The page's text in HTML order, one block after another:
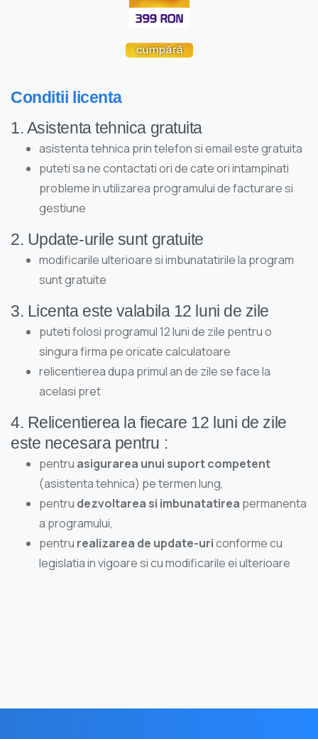
Conditii licenta
1. Asistenta tehnica gratuita
asistenta tehnica prin telefon si email este gratuita
puteti sa ne contactati ori de cate ori intampinati
probleme in utilizarea programului de facturare si
gestiune
2. Update-urile sunt gratuite
modificarile ulterioare si imbunatatirile la program
sunt gratuite
3. Licenta este valabila 12 luni de zile
puteti folosi programul 12 luni de zile pentru o
singura firma pe oricate calculatoare
relicentierea dupa primul an de zile se face la
acelasi pret
4. Relicentierea la fiecare 12 luni de zile
este necesara pentru :
pentru asigurarea unui suport competent
(asistenta tehnica) pe termen lung,
pentru dezvoltarea si imbunatatirea permanenta
a programului,
pentru realizarea de update-uriconforme cu
legislatia in vigoare si cu modificarile ei ulterioare